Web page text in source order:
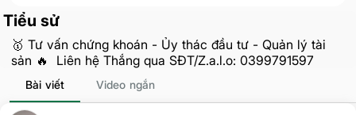
Tiểu sử
🥇 Tư vấn chứng khoán - Ủy thác đầu tư - Quản lý tài
sản 🔥 Liên hệ Thắng qua SĐT/Z.a.l.o: 0399791597
Bài viết Video ngắn